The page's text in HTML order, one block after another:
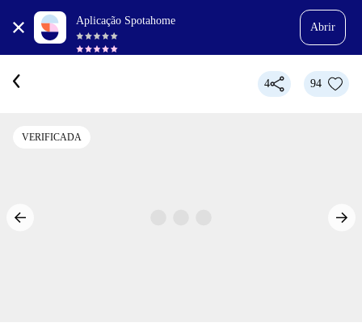
Aplicação Spotahome
Abrir
4 94
VERIFICADA